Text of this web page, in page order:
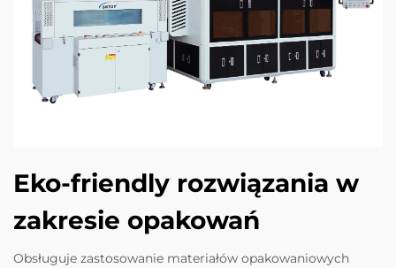
Eko-friendly rozwiązania w
zakresie opakowań
Obsługuje zastosowanie materiałów opakowaniowych